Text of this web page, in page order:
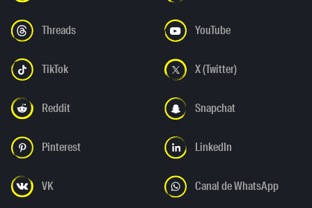
Threads YouTube
TikTok X (Twitter)
Reddit Snapchat
Pinterest LinkedIn
VK Canal de WhatsApp